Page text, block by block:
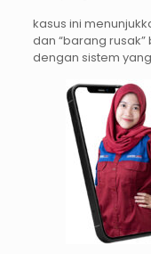
kasus ini
dan “barang
dengan sistem